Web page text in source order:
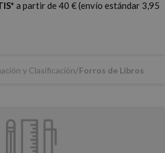
a partir de 40 € (envío estándar 3,95
y Clasificación Forros de Libros